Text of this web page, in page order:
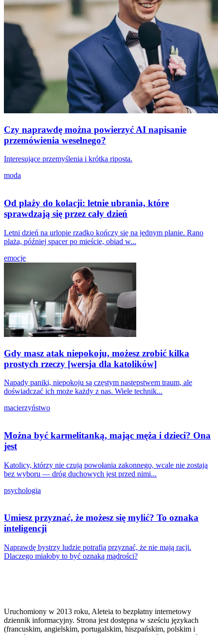
Czy naprawdę można powierzyć AI napisanie
przemówienia weselnego?
Interesujące przemyślenia i krótka riposta.
moda
Od plaży do kolacji: letnie ubrania, które
sprawdzają się przez cały dzień
Letni dzień na urlopie rzadko kończy się na jednym planie. Rano
plaża, później spacer po mieście, obiad w...
emocje
Gdy masz atak niepokoju, możesz zrobić kilka
prostych rzeczy [wersja dla katolików]
Napady paniki, niepokoju są częstym następstwem traum, ale
doświadczać ich może każdy z nas. Wiele technik...
macierzyństwo
Można być karmelitanką, mając męża i dzieci? Ona
jest
Katolicy, którzy nie czują powołania zakonnego, wcale nie zostają
bez wyboru — dróg duchowych jest przed nimi...
psychologia
Umiesz przyznać, że możesz się mylić? To oznaka
inteligencji
Naprawdę bystrzy ludzie potrafią przyznać, że nie mają racji.
Dlaczego miałoby to być oznaką mądrości?
Uruchomiony w 2013 roku, Aleteia to bezpłatny internetowy
dziennik informacyjny. Strona jest dostępna w sześciu językach
(francuskim, angielskim, portugalskim, hiszpańskim, polskim i